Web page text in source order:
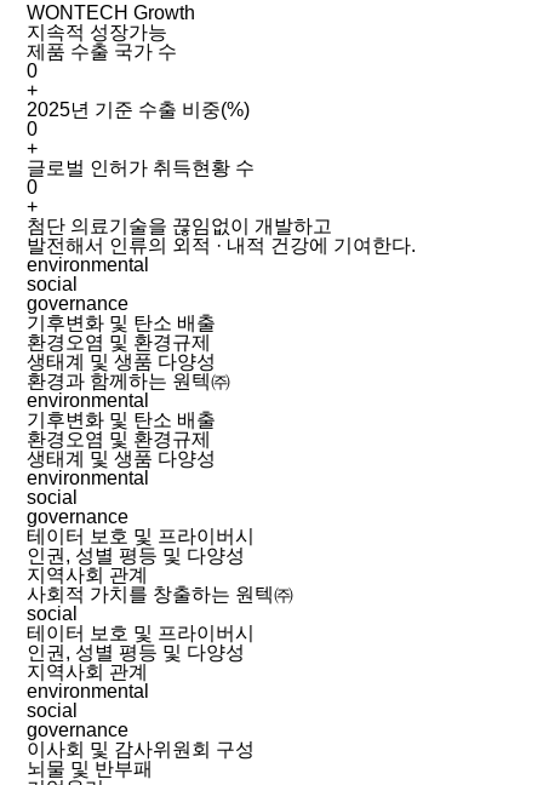
WONTECH Growth
지속적 성장가능
제품 수출 국가 수
0
+
2025년 기준 수출 비중(%)
0
+
글로벌 인허가 취득현황 수
0
+
첨단 의료기술을 끊임없이 개발하고
발전해서 인류의 외적 · 내적 건강에 기여한다.
environmental
social
governance
기후변화 및 탄소 배출
환경오염 및 환경규제
생태계 및 생품 다양성
환경과 함께하는 원텍㈜
environmental
기후변화 및 탄소 배출
환경오염 및 환경규제
생태계 및 생품 다양성
environmental
social
governance
테이터 보호 및 프라이버시
인권, 성별 평등 및 다양성
지역사회 관계
사회적 가치를 창출하는 원텍㈜
social
테이터 보호 및 프라이버시
인권, 성별 평등 및 다양성
지역사회 관계
environmental
social
governance
이사회 및 감사위원회 구성
뇌물 및 반부패